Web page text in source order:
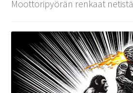
Moottoripyörän renkaat netistä